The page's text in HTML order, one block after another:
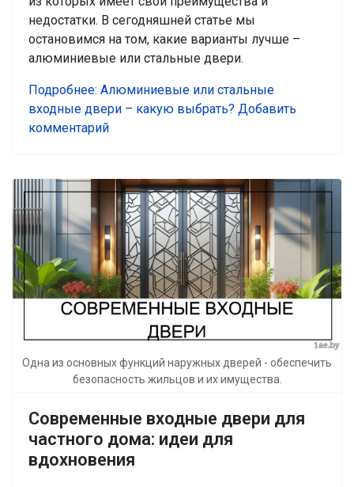
недостатки. В сегодняшней статье мы
остановимся на том, какие варианты лучше –
алюминиевые или стальные двери.
Подробнее: Алюминиевые или стальные
входные двери – какую выбрать? Добавить
комментарий
Одна из основных функций наружных дверей - обеспечить
безопасность жильцов и их имущества.
Современные входные двери для
частного дома: идеи для
вдохновения